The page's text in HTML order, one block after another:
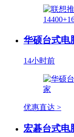
华硕台式电
14小时前
优惠直达 >
宏碁台式电